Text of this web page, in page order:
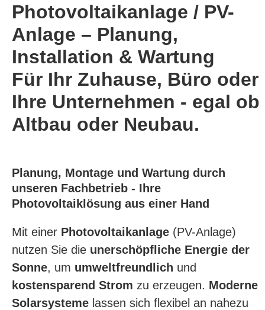
Photovoltaikanlage / PV-
Anlage – Planung,
Installation & Wartung
Für Ihr Zuhause, Büro oder
Ihre Unternehmen - egal ob
Altbau oder Neubau.
Planung, Montage und Wartung durch
unseren Fachbetrieb - Ihre
Photovoltaiklösung aus einer Hand
Mit einer Photovoltaikanlage (PV-Anlage)
nutzen Sie die unerschöpfliche Energie der
Sonne, um umweltfreundlich und
kostensparend Strom zu erzeugen. Moderne
Solarsysteme lassen sich flexibel an nahezu